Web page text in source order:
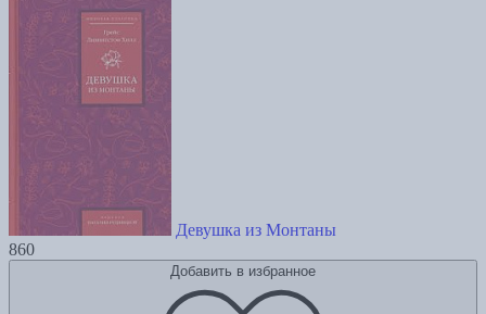
Девушка из Монтаны
860
Добавить в избранное